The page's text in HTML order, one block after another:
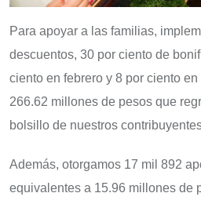
Para apoyar a las familias,
descuentos, 30 por ciento de
ciento en febrero y 8 por ciento
266.62 millones de pesos que
bolsillo de nuestros
Además, otorgamos 17 mil 892
equivalentes a 15.96 millones de